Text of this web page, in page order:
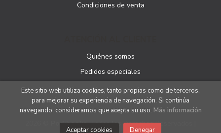
Condiciones de venta
Quiénes somos
Pedidos especiales
Podibooks. Todos los Derechos Reservados |
Este sitio web utiliza cookies, tanto propias como de terceros,
para mejorar su experiencia de navegación. Si continúa
navegando, consideramos que acepta su uso. Más información
Aceptar cookies Denegar